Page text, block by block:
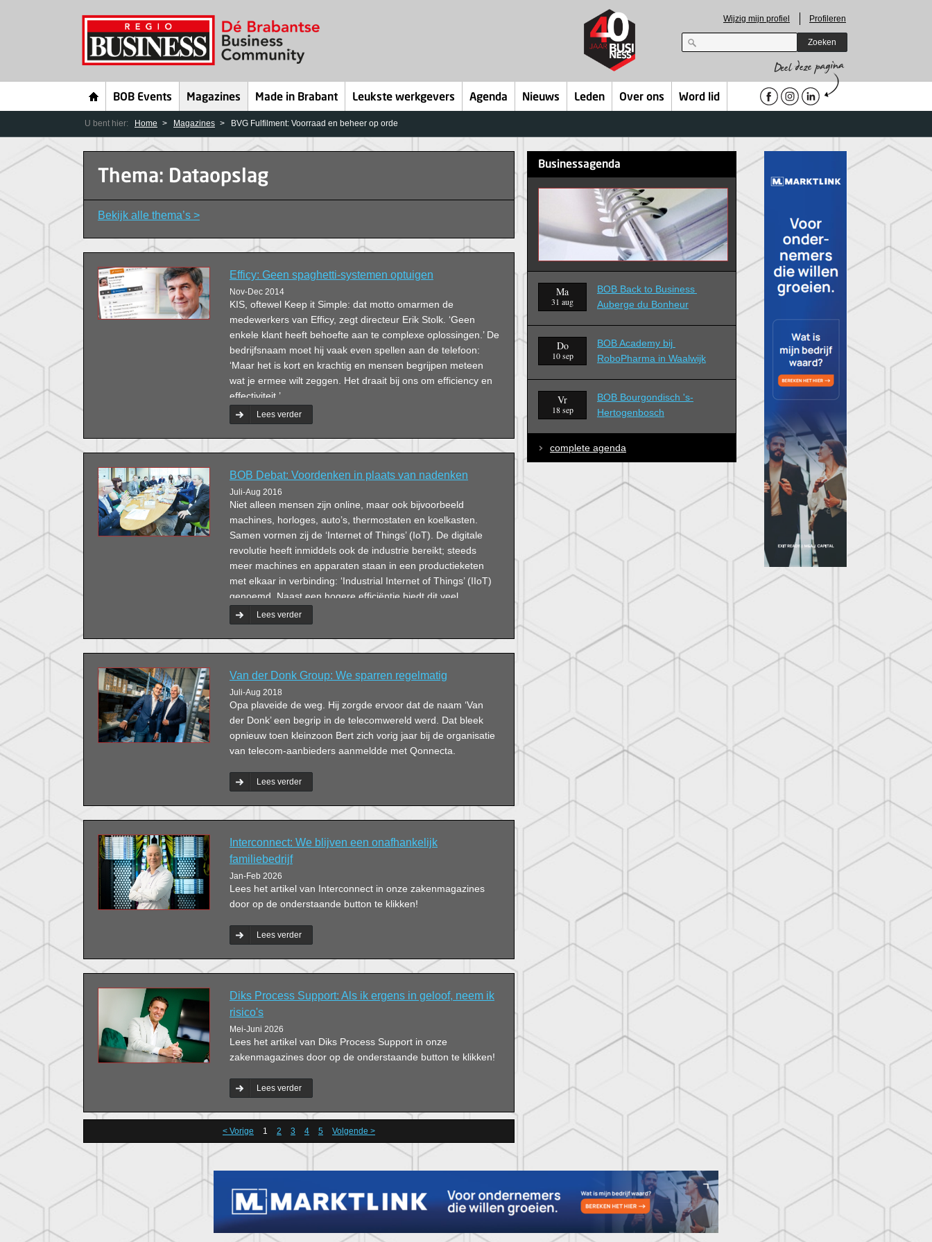
Wijzig mijn profiel Profileren
Zoeken
BOB Events Magazines Made in Brabant Leukste werkgevers Agenda Nieuws Leden Over ons Word lid
U bent hier: Home Magazines BVG Fulfilment: Voorraad en beheer op orde
Thema: Dataopslag
Bekijk alle thema’s >
Efficy: Geen spaghetti-systemen optuigen
Nov-Dec 2014
KIS, oftewel Keep it Simple: dat motto omarmen de
medewerkers van Efficy, zegt directeur Erik Stolk. ‘Geen
enkele klant heeft behoefte aan te complexe oplossingen.’ De
bedrijfsnaam moet hij vaak even spellen aan de telefoon:
‘Maar het is kort en krachtig en mensen begrijpen meteen
wat je ermee wilt zeggen. Het draait bij ons om efficiency en
effectiviteit.’
Lees verder
BOB Debat: Voordenken in plaats van nadenken
Juli-Aug 2016
Niet alleen mensen zijn online, maar ook bijvoorbeeld
machines, horloges, auto’s, thermostaten en koelkasten.
Samen vormen zij de ‘Internet of Things’ (IoT). De digitale
revolutie heeft inmiddels ook de industrie bereikt; steeds
meer machines en apparaten staan in een productieketen
met elkaar in verbinding: ‘Industrial Internet of Things’ (IIoT)
genoemd. Naast een hogere efficiëntie biedt dit veel
mogelijkheden voor het ontstaan van nieuwe
verdienmodellen in de industriële sector. Gespreksleider Bert
Damen gaat met de zeven deelnemers aan het BOB Debat in
gesprek over de kansen én bedreigingen van IIoT.
Lees verder
Van der Donk Group: We sparren regelmatig
Juli-Aug 2018
Opa plaveide de weg. Hij zorgde ervoor dat de naam ‘Van
der Donk’ een begrip in de telecomwereld werd. Dat bleek
opnieuw toen kleinzoon Bert zich vorig jaar bij de organisatie
van telecom-aanbieders aanmeldde met Qonnecta.
Lees verder
Interconnect: We blijven een onafhankelijk
familiebedrijf
Jan-Feb 2026
Lees het artikel van Interconnect in onze zakenmagazines
door op de onderstaande button te klikken!
Lees verder
Diks Process Support: Als ik ergens in geloof, neem ik
risico's
Mei-Juni 2026
Lees het artikel van Diks Process Support in onze
zakenmagazines door op de onderstaande button te klikken!
Lees verder
< Vorige 1 2 3 4 5 Volgende >
Businessagenda
Ma
31 aug
BOB Back to Business
Auberge du Bonheur
Do
10 sep
BOB Academy bij
RoboPharma in Waalwijk
Vr
18 sep
BOB Bourgondisch 's-
Hertogenbosch
complete agenda